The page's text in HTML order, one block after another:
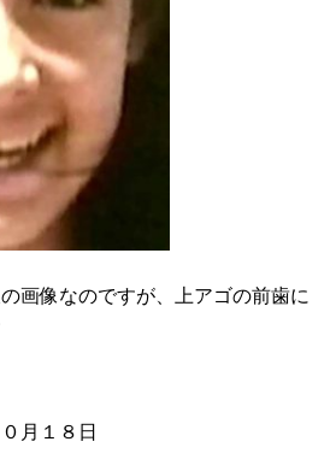
画像なのですが、上アゴの前歯に
月１８日